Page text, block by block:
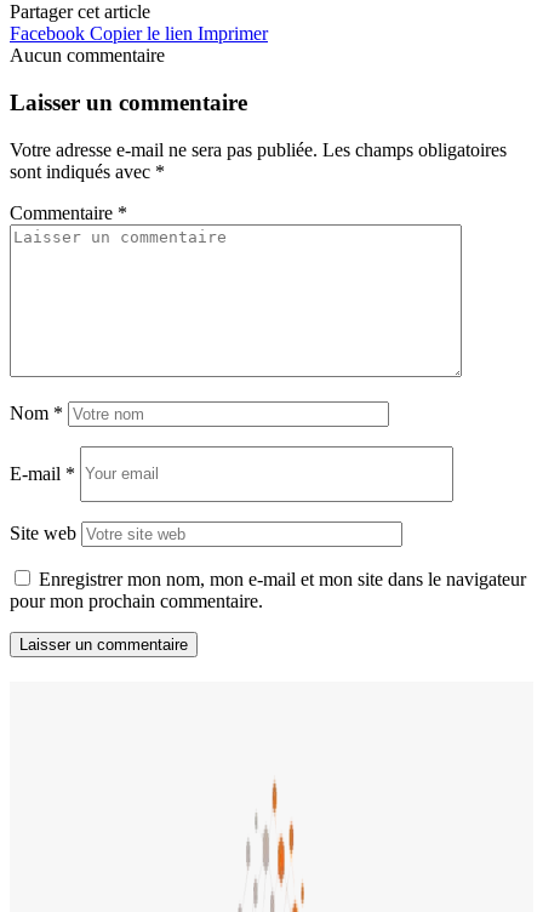
Partager cet article
Facebook Copier le lien Imprimer
Aucun commentaire
Laisser un commentaire
Votre adresse e-mail ne sera pas publiée. Les champs obligatoires
sont indiqués avec *
Commentaire *
Nom *
E-mail *
Site web
Enregistrer mon nom, mon e-mail et mon site dans le navigateur
pour mon prochain commentaire.